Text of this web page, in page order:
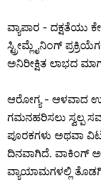
ವ್ಯಾಪಾರ - ದಕ್ಷತೆಯು
ಸ್ಟ್ರೀಮ್ಲೈನಿಂಗ್
ಅನಿರೀಕ್ಷಿತ ಲಾಭದ
ಆರೋಗ್ಯ - ಆಳವಾದ
ಗಮನಹರಿಸಲು ಸ್ವಲ್ಪ
ಪೂರಕಗಳು ಅಥವಾ
ದಿನವಾಗಿದೆ. ವಾಕಿಂಗ್
ವ್ಯಾಯಾಮಗಳಲ್ಲಿ